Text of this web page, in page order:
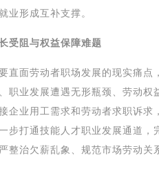
业形成互补支撑。
受阻与权益保障难题
直面劳动者职场发展的现实痛
职业发展遭遇无形瓶颈、劳动
企业用工需求和劳动者求职诉
步打通技能人才职业发展通道
整治欠薪乱象、规范市场劳动关